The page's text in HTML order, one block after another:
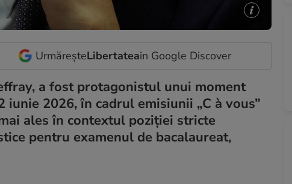
UrmăreșteLibertateain Google Discover
a fost protagonistul unui moment
2026, în cadrul emisiunii „C à vous”
ales în contextul poziției stricte
pentru examenul de bacalaureat,